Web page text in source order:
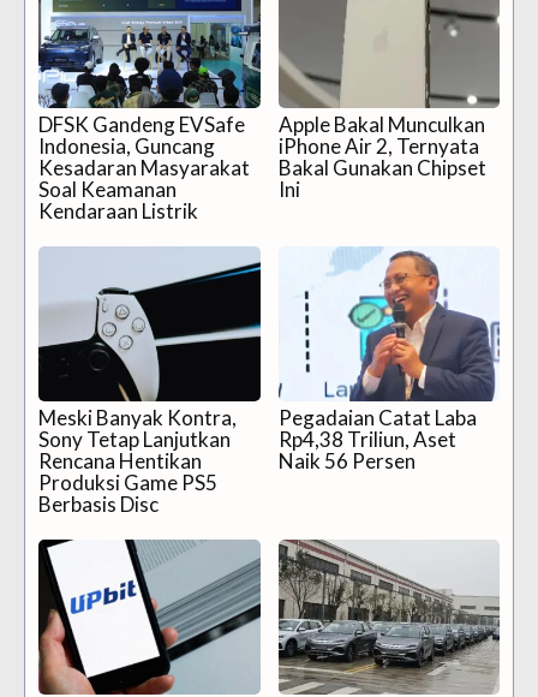
DFSK Gandeng EVSafe
Indonesia, Guncang
Kesadaran Masyarakat
Soal Keamanan
Kendaraan Listrik
Apple Bakal Munculkan
iPhone Air 2, Ternyata
Bakal Gunakan Chipset
Ini
Meski Banyak Kontra,
Sony Tetap Lanjutkan
Rencana Hentikan
Produksi Game PS5
Berbasis Disc
Pegadaian Catat Laba
Rp4,38 Triliun, Aset
Naik 56 Persen